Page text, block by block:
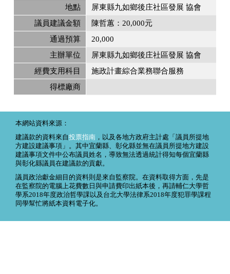
地點
屏東縣九如鄉後庄社區發展 協會
議員建議金額
陳哲蕙：20,000元
通過預算
20,000
主辦單位
屏東縣九如鄉後庄社區發展 協會
經費支用科目
施政計畫綜合業務聯合服務
得標廠商
本網站資料來源：
建議款的資料來自投票指南 ，以及各地方政府主計處「議員所提地
方建設建議事項」。其中宜蘭縣、彰化縣並無在議員所提地方建設
建議事項文件中公布議員姓名，導致無法透過統計得知每個宜蘭縣
與彰化縣議員在建議款的貢獻。
議員政治獻金細目的資料則是來自監察院。在資料取得方面，先是
在監察院的電腦上花費數日與申請費印出紙本後，再請輔仁大學哲
學系2018年度政治哲學課以及台北大學法律系2018年度犯罪學課程
同學幫忙將紙本資料電子化。